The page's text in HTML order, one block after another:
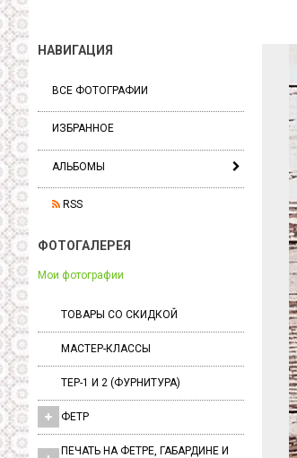
НАВИГАЦИЯ
ВСЕ ФОТОГРАФИИ
ИЗБРАННОЕ
АЛЬБОМЫ
RSS
ФОТОГАЛЕРЕЯ
Мои фотографии
ТОВАРЫ СО СКИДКОЙ
МАСТЕР-КЛАССЫ
ТЕР-1 И 2 (ФУРНИТУРА)
ФЕТР
ПЕЧАТЬ НА ФЕТРЕ, ГАБАРДИНЕ И